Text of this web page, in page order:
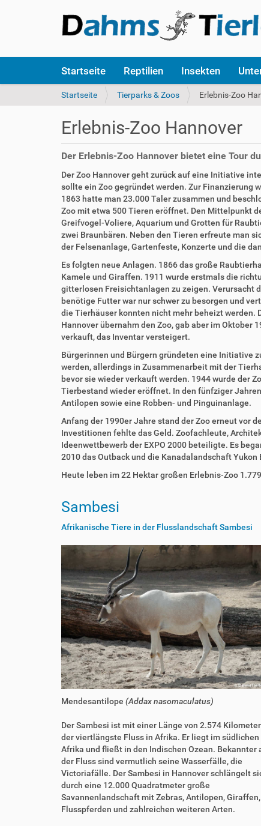
k
Startseite Reptilien Insekten
S
s
i
n
h
i
e
r
:
Startseite Tierparks & Zoos Erlebnis-Zoo
Erlebnis-Zoo Hannover
Der Erlebnis-Zoo Hannover bietet eine Tour
Der Zoo Hannover geht zurück auf eine Initiative
sollte ein Zoo gegründet werden. Zur Finanzierung
1863 hatte man 23.000 Taler zusammen und
Zoo mit etwa 500 Tieren eröffnet. Den Mittelpunkt
Greifvogel-Voliere, Aquarium und Grotten für
zwei Braunbären. Neben den Tieren erfreute man
der Felsenanlage, Gartenfeste, Konzerte und die
Es folgten neue Anlagen. 1866 das große
Kamele und Giraffen. 1911 wurde erstmals die
gitterlosen Freisichtanlagen zu zeigen. Verursacht
benötige Futter war nur schwer zu besorgen und
die Tierhäuser konnten nicht mehr beheizt werden.
Hannover übernahm den Zoo, gab aber im Oktober
verkauft, das Inventar versteigert.
Bürgerinnen und Bürgern gründeten eine Initiative
werden, allerdings in Zusammenarbeit mit der
bevor sie wieder verkauft werden. 1944 wurde der
Tierbestand wieder eröffnet. In den fünfziger
Antilopen sowie eine Robben- und Pinguinanlage.
Anfang der 1990er Jahre stand der Zoo erneut vor
Investitionen fehlte das Geld. Zoofachleute,
Ideenwettbewerb der EXPO 2000 beteiligte. Es
2010 das Outback und die Kanadalandschaft
Heute leben im 22 Hektar großen Erlebnis-Zoo
Sambesi
Afrikanische Tiere in der Flusslandschaft Sambesi
Mendesantilope (Addax nasomaculatus)
Der Sambesi ist mit einer Länge von 2.574
der viertlängste Fluss in Afrika. Er liegt im südlichen
Afrika und fließt in den Indischen Ozean. Bekannter
der Fluss sind vermutlich seine Wasserfälle, die
Victoriafälle. Der Sambesi in Hannover schlängelt
durch eine 12.000 Quadratmeter große
Savannenlandschaft mit Zebras, Antilopen, Giraffen,
Flusspferden und zahlreichen weiteren Arten.